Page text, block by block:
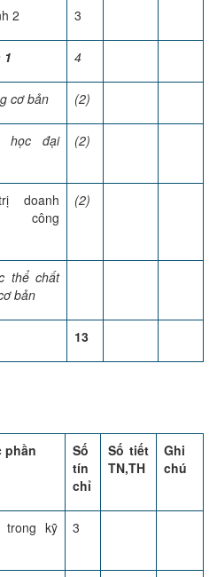
2 3
1 4
cơ bản (2)
học đại
(2)
doanh
công
(2)
thể chất
bản
13
phần
Số
tín
chỉ
Số tiết
TN,TH
Ghi
chú
trong kỹ
3